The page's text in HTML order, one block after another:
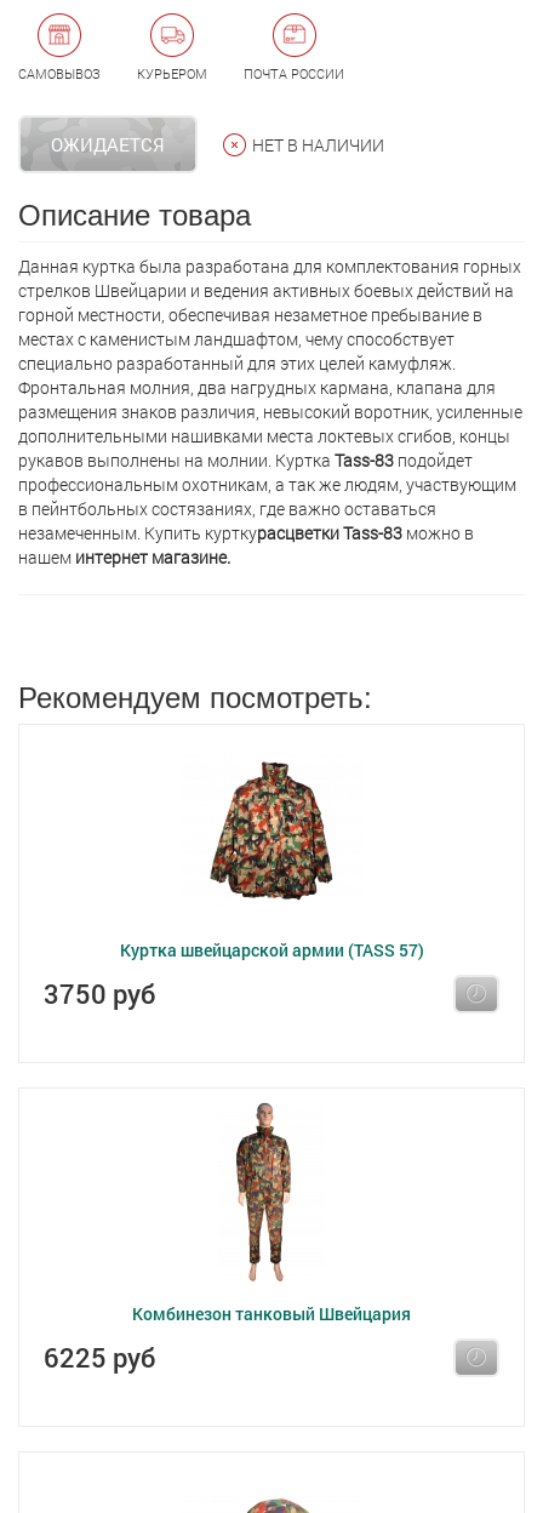
САМОВЫВОЗ КУРЬЕРОМ ПОЧТА РОССИИ
ОЖИДАЕТСЯ НЕТ В НАЛИЧИИ
Описание товара
Данная куртка была разработана для комплектования горных
стрелков Швейцарии и ведения активных боевых действий на
горной местности, обеспечивая незаметное пребывание в
местах с каменистым ландшафтом, чему способствует
специально разработанный для этих целей камуфляж.
Фронтальная молния, два нагрудных кармана, клапана для
размещения знаков различия, невысокий воротник, усиленные
дополнительными нашивками места локтевых сгибов, концы
рукавов выполнены на молнии. Куртка Tass-83 подойдет
профессиональным охотникам, а так же людям, участвующим
в пейнтбольных состязаниях, где важно оставаться
незамеченным. Купить курткурасцветки Tass-83 можно в
нашем интернет магазине.
Рекомендуем посмотреть:
Куртка швейцарской армии (TASS 57)
3750 руб
Комбинезон танковый Швейцария
6225 руб